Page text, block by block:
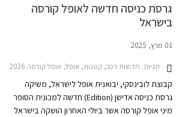
גרסת כניסה חדשה לאופל קורסה
בישראל
01 מרץ, 2025
תגיות: חדשות רכב, קטנות, אופל, אופל קורסה 2024-2026מחירון רכב
קבוצת לובינסקי, יבואנית אופל לישראל, משיקה
גרסת כניסה אדישן (Edition) חדשה למכונית הסופר
מיני אופל קורסה אשר ביולי האחרון הושקה בישראל